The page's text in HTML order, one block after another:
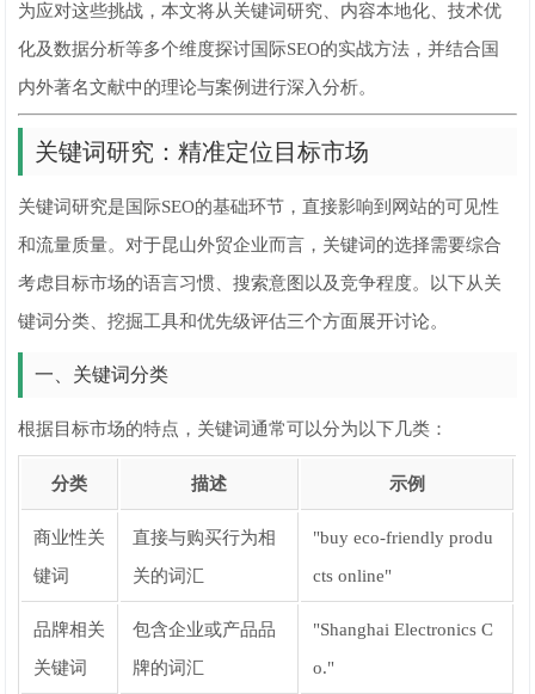
为应对这些挑战，本文将从关键词研究、内容本地化、技术优
化及数据分析等多个维度探讨国际SEO的实战方法，并结合国
内外著名文献中的理论与案例进行深入分析。
关键词研究：精准定位目标市场
关键词研究是国际SEO的基础环节，直接影响到网站的可见性
和流量质量。对于昆山外贸企业而言，关键词的选择需要综合
考虑目标市场的语言习惯、搜索意图以及竞争程度。以下从关
键词分类、挖掘工具和优先级评估三个方面展开讨论。
一、关键词分类
根据目标市场的特点，关键词通常可以分为以下几类：
分类 描述 示例
商业性关
键词
直接与购买行为相
关的词汇
"buy eco-friendly produ
cts online"
品牌相关
关键词
包含企业或产品品
牌的词汇
"Shanghai Electronics C
o."